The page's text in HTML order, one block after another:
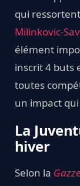
qui
Milinkovic-
élément
inscrit 4 buts
toutes
un impact
La
hiver
Selon la